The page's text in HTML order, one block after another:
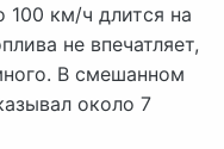
км/ч длится на
не впечатляет,
В смешанном
около 7